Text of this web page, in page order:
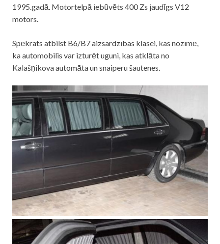
1995.gadā. Motortelpā iebūvēts 400 Zs jaudīgs V12
motors.
Spēkrats atbilst B6/B7 aizsardzības klasei, kas nozīmē,
ka automobilis var izturēt uguni, kas atklāta no
Kalašņikova automāta un snaiperu šautenes.